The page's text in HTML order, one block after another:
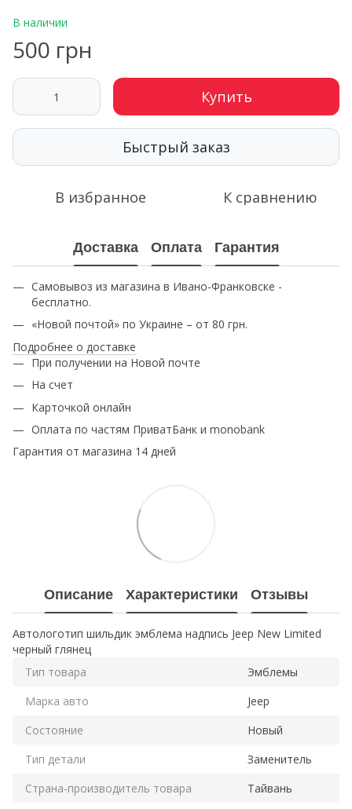
В наличии
500 грн
Купить
Быстрый заказ
В избранное К сравнению
Доставка Оплата Гарантия
Самовывоз из магазина в Ивано-Франковске -
бесплатно.
«Новой почтой» по Украине – от 80 грн.
Подробнее о доставке
При получении на Новой почте
На счет
Карточкой онлайн
Оплата по частям ПриватБанк и monobank
Гарантия от магазина 14 дней
Описание Характеристики Отзывы
Автологотип шильдик эмблема надпись Jeep New Limited
черный глянец
Тип товара
Эмблемы
Марка авто
Jeep
Состояние
Новый
Тип детали
Заменитель
Страна-производитель товара
Тайвань